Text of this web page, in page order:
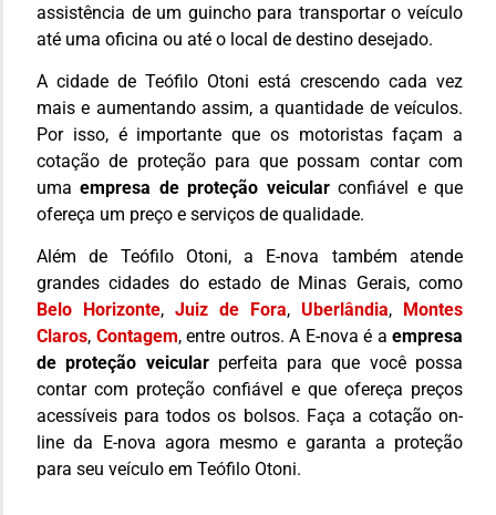
assistência de um guincho para transportar o veículo
até uma oficina ou até o local de destino desejado.
A cidade de Teófilo Otoni está crescendo cada vez
mais e aumentando assim, a quantidade de veículos.
Por isso, é importante que os motoristas façam a
cotação de proteção para que possam contar com
umaempresa de proteção veicularconfiável e que
ofereça um preço e serviços de qualidade.
Além de Teófilo Otoni, a E-nova também atende
grandes cidades do estado de Minas Gerais, como
Belo Horizonte, Juiz de Fora, Uberlândia,
Montes
Claros, Contagem, entre outros. A E-nova é a empresa
de proteção veicularperfeita para que você possa
contar com proteção confiável e que ofereça preços
acessíveis para todos os bolsos. Faça a cotação on-
line da E-nova agora mesmo e garanta a proteção
para seu veículo em Teófilo Otoni.